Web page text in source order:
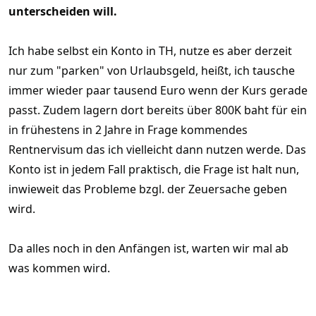
unterscheiden will.
Ich habe selbst ein Konto in TH, nutze es aber derzeit
nur zum "parken" von Urlaubsgeld, heißt, ich tausche
immer wieder paar tausend Euro wenn der Kurs gerade
passt. Zudem lagern dort bereits über 800K baht für ein
in frühestens in 2 Jahre in Frage kommendes
Rentnervisum das ich vielleicht dann nutzen werde. Das
Konto ist in jedem Fall praktisch, die Frage ist halt nun,
inwieweit das Probleme bzgl. der Zeuersache geben
wird.
Da alles noch in den Anfängen ist, warten wir mal ab
was kommen wird.